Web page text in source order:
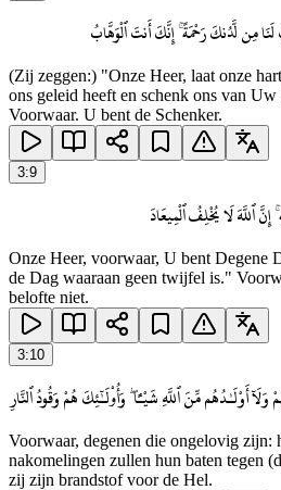
لَنَا مِن لَّدُنكَ رَحْمَةً ۚ إِنَّكَ أَنتَ ٱلْوَهَّابُ
(Zij zeggen:) "Onze Heer, laat onze
ons geleid heeft en schenk ons van
Voorwaar. U bent de Schenker.
3:9
ٱللَّهَ لَا يُخْلِفُ ٱلْمِيعَادَ
Onze Heer, voorwaar, U bent Degene
de Dag waaraan geen twijfel is."
belofte niet.
3:10
أَوْلَـٰدُهُم مِّنَ ٱللَّهِ شَيْـًٔا ۖ وَأُو۟لَـٰٓئِكَ هُمْ وَقُودُ ٱلنَّارِ
Voorwaar, degenen die ongelovig zijn:
nakomelingen zullen hun baten tegen
zij zijn brandstof voor de Hel.